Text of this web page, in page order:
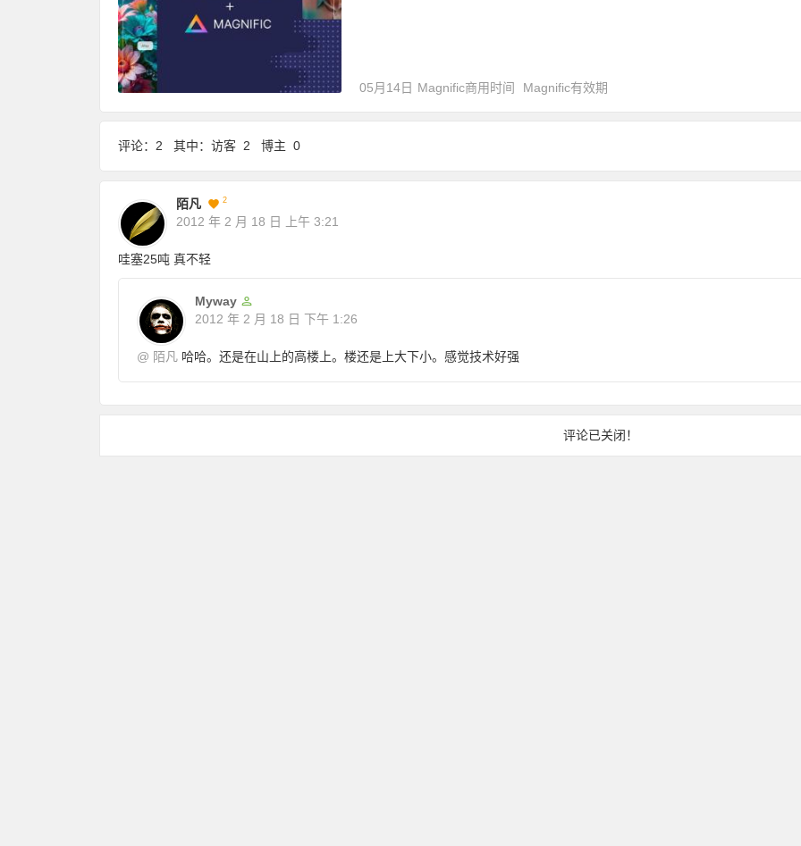
05月14日 Magnific商用时间 Magnific有效期
评论：2 其中：访客 2 博主 0
陌凡 2
2012 年 2 月 18 日 上午 3:21
哇塞25吨 真不轻
Myway
2012 年 2 月 18 日 下午 1:26
@ 陌凡 哈哈。还是在山上的高楼上。楼还是上大下小。感觉技术好强
评论已关闭！